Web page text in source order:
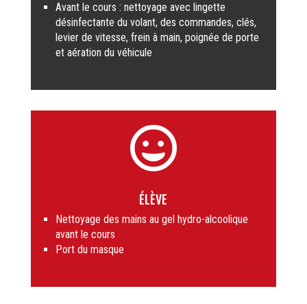
Avant le cours : nettoyage avec lingette
désinfectante du volant, des commandes, clés,
levier de vitesse, frein à main, poignée de porte
et aération du véhicule

ÉLÈVE
Nettoyage des mains au gel hydro-alcoolique
avant le cours
Port du masque